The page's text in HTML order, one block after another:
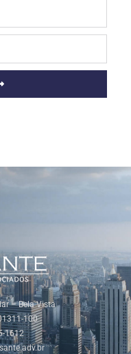
– Bela Vista
100
1612